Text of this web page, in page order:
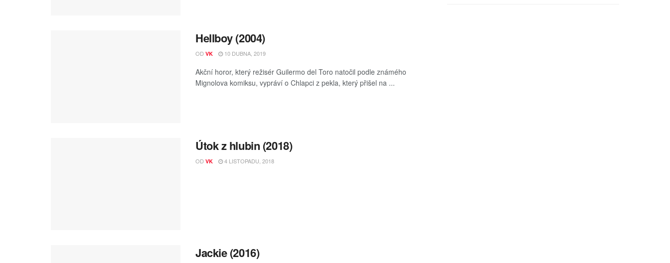
Hellboy (2004)
OD VK 10 DUBNA, 2019
Akční horor, který režisér Guilermo del Toro natočil podle známého
Mignolova komiksu, vypráví o Chlapci z pekla, který přišel na ...
Útok z hlubin (2018)
OD VK 4 LISTOPADU, 2018
Jackie (2016)